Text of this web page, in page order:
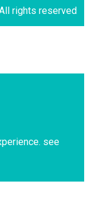
rights reserved
see